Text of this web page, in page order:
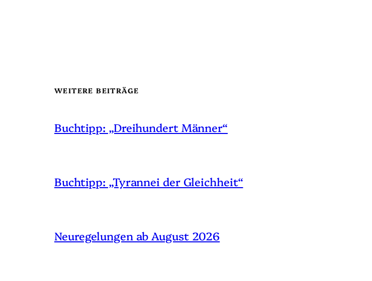
WEITERE BEITRÄGE
Buchtipp: „Dreihundert Männer“
Buchtipp: „Tyrannei der Gleichheit“
Neuregelungen ab August 2026